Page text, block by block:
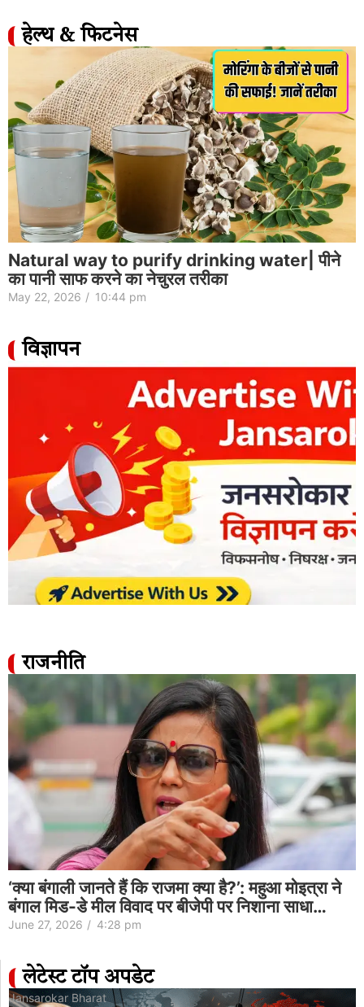
हेल्थ & फिटनेस
Natural way to purify drinking water| पीने
का पानी साफ करने का नेचुरल तरीका
May 22, 2026 / 10:44 pm
विज्ञापन
राजनीति
‘क्या बंगाली जानते हैं कि राजमा क्या है?’: महुआ मोइत्रा ने
बंगाल मिड-डे मील विवाद पर बीजेपी पर निशाना साधा…
June 27, 2026 / 4:28 pm
लेटेस्ट टॉप अपडेट
Jansarokar Bharat